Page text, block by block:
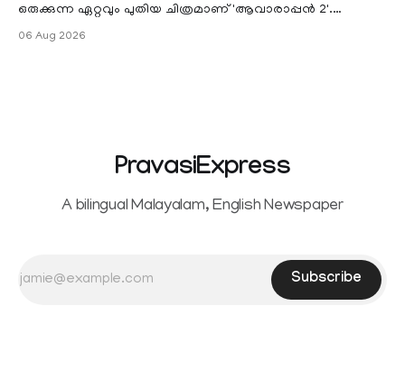
ഒരുക്കുന്ന ഏറ്റവും പുതിയ ചിത്രമാണ് 'ആവാരാപ്പൻ 2'.
06 Aug 2026
PravasiExpress
A bilingual Malayalam, English Newspaper
Subscribe